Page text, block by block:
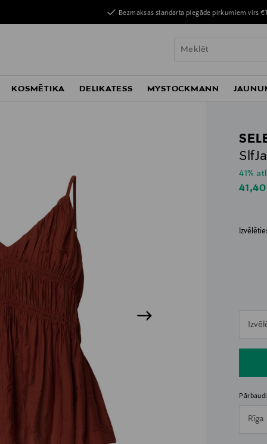
Bezmaksas standarta piegāde pirkumiem virs
KOSMĒTIKA DELIKATESS MYSTOCKMANN
41%
Rīga